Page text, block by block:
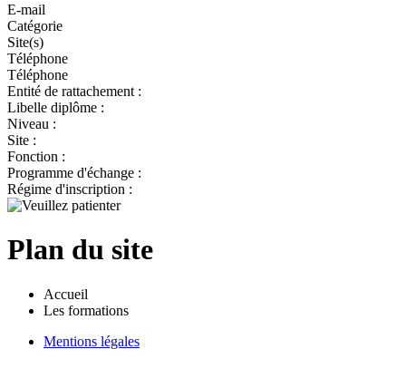
E-mail
Catégorie
Site(s)
Téléphone
Téléphone
Entité de rattachement :
Libelle diplôme :
Niveau :
Site :
Fonction :
Programme d'échange :
Régime d'inscription :
Plan du site
Accueil
Les formations
Mentions légales